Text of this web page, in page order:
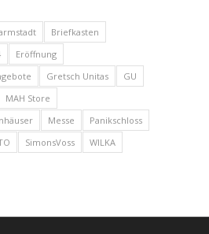
Briefkasten
Eröffnung
Gretsch Unitas
GU
MAH Store
Messe
Panikschloss
SimonsVoss WILKA